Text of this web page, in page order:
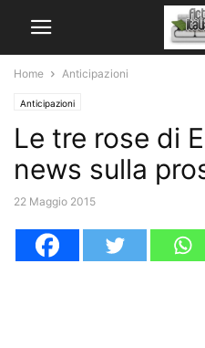
Home Anticipazioni
Anticipazioni
Le tre rose di
news sulla
22 Maggio 2015